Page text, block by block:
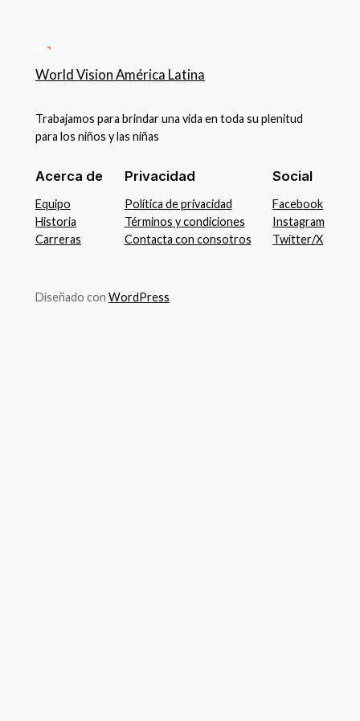
World Vision América Latina
Trabajamos para brindar una vida en toda su plenitud
para los niños y las niñas
Acerca de
Equipo
Historia
Carreras
Privacidad
Política de privacidad
Términos y condiciones
Contacta con consotros
Social
Facebook
Instagram
Twitter/X
Diseñado con WordPress